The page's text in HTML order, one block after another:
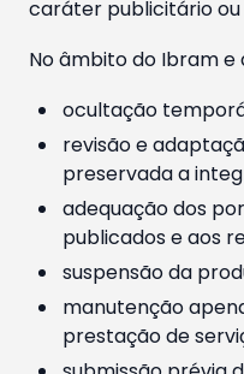
caráter publicitário
No âmbito do Ibram e
ocultação
revisão e
preservada a
adequação dos
publicados e aos
suspensão da
manutenção
prestação de